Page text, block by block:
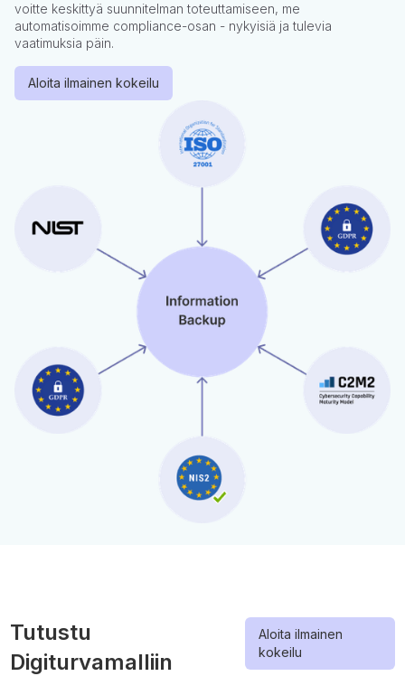
voitte keskittyä suunnitelman toteuttamiseen, me
automatisoimme compliance-osan - nykyisiä ja tulevia
vaatimuksia päin.
Aloita ilmainen kokeilu
Tutustu
Digiturvamalliin
Aloita ilmainen
kokeilu